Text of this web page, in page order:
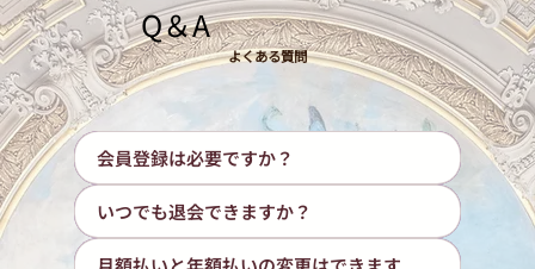
会員登録は必要ですか？
いつでも退会できますか？
​Q＆A
よくある質問